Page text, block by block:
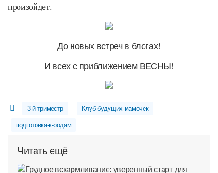
произойдет.
До новых встреч в блогах!
И всех с приближением ВЕСНЫ!
3-й-триместр Клуб-будущих-мамочек
подготовка-к-родам
Читать ещё